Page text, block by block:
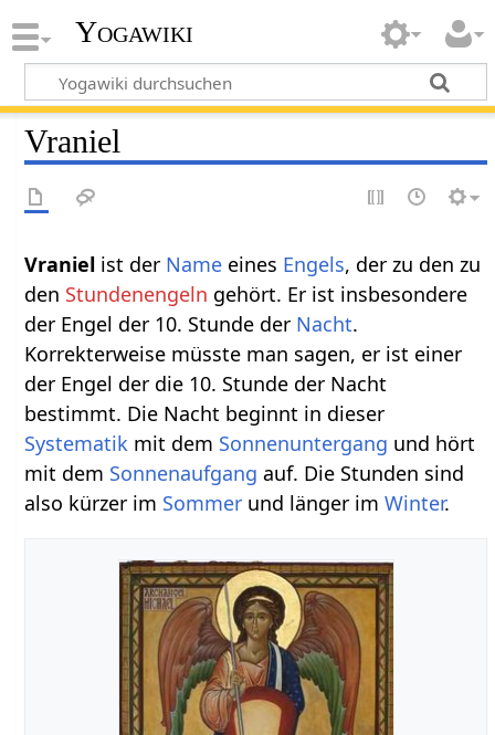
Yogawiki
Vraniel
Vraniel ist der Name eines Engels, der zu den zu
den Stundenengeln gehört. Er ist insbesondere
der Engel der 10. Stunde der Nacht.
Korrekterweise müsste man sagen, er ist einer
der Engel der die 10. Stunde der Nacht
bestimmt. Die Nacht beginnt in dieser
Systematik mit dem Sonnenuntergang und hört
mit dem Sonnenaufgang auf. Die Stunden sind
also kürzer im Sommer und länger imWinter.